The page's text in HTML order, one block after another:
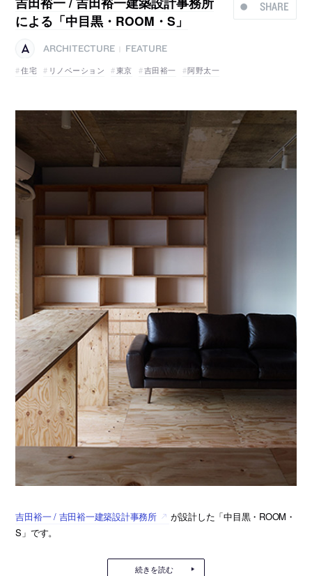
SHARE
による「中目黒・ROOM・S」
ARCHITECTURE
FEATURE
住宅
リノベーション 東京 吉田裕一 阿野太一
吉田裕一 / 吉田裕一建築設計事務所
が設計した「中目黒・ROOM・
S」です。
続きを読む